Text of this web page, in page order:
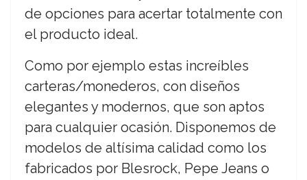
de opciones para acertar totalmente con
el producto ideal.
Como por ejemplo estas increíbles
carteras/monederos, con diseños
elegantes y modernos, que son aptos
para cualquier ocasión. Disponemos de
modelos de altísima calidad como los
fabricados por Blesrock, Pepe Jeans o